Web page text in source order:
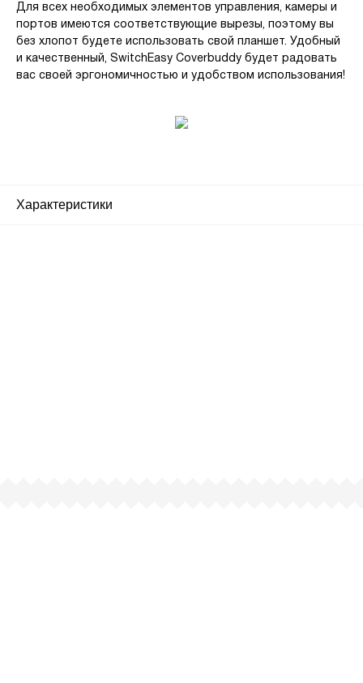
Для всех необходимых элементов управления, камеры и
портов имеются соответствующие вырезы, поэтому вы
без хлопот будете использовать свой планшет. Удобный
и качественный, SwitchEasy Coverbuddy будет радовать
вас своей эргономичностью и удобством использования!
Характеристики